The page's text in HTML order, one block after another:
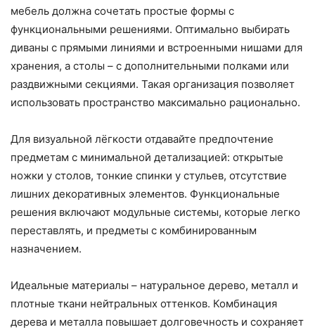
мебель должна сочетать простые формы с
функциональными решениями. Оптимально выбирать
диваны с прямыми линиями и встроенными нишами для
хранения, а столы – с дополнительными полками или
раздвижными секциями. Такая организация позволяет
использовать пространство максимально рационально.
Для визуальной лёгкости отдавайте предпочтение
предметам с минимальной детализацией: открытые
ножки у столов, тонкие спинки у стульев, отсутствие
лишних декоративных элементов. Функциональные
решения включают модульные системы, которые легко
переставлять, и предметы с комбинированным
назначением.
Идеальные материалы – натуральное дерево, металл и
плотные ткани нейтральных оттенков. Комбинация
дерева и металла повышает долговечность и сохраняет